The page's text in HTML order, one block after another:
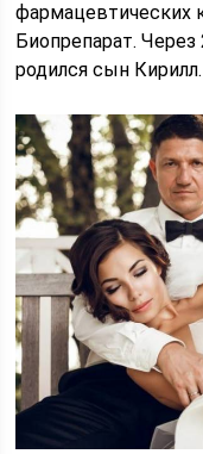
фармацевтических
Биопрепарат.
родился сын Кирилл.